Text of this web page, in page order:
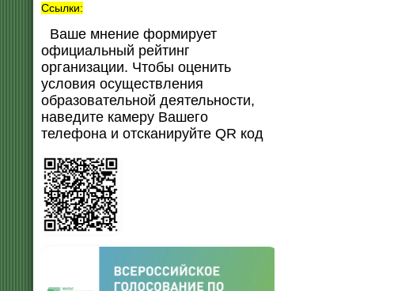
Ссылки:
Ваше мнение формирует
официальный рейтинг
организации. Чтобы оценить
условия осуществления
образовательной деятельности,
наведите камеру Вашего
телефона и отсканируйте QR код